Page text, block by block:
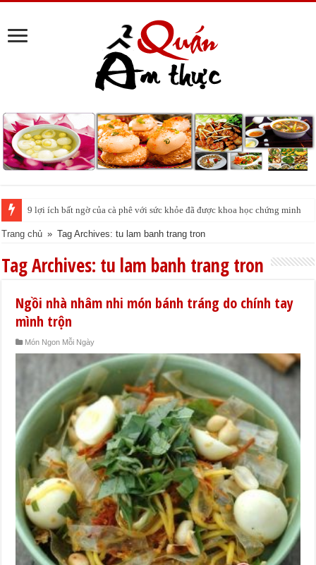
9 lợi ích bất ngờ của cà phê với sức khỏe đã được khoa học chứng minh
Trang chủ » Tag Archives: tu lam banh trang tron
Tag Archives: tu lam banh trang tron
Ngồi nhà nhâm nhi món bánh tráng do chính tay
mình trộn
Món Ngon Mỗi Ngày